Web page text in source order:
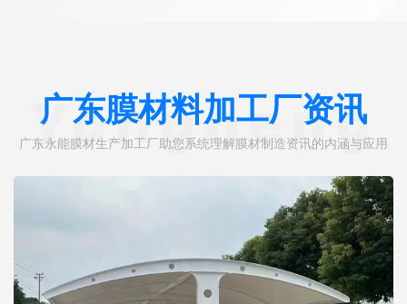
广东膜材料加工厂资讯
广东永能膜材生产加工厂助您系统理解膜材制造资讯的内涵与应用
Yongneng